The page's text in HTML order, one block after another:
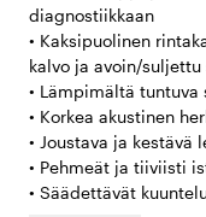
diagnostiikkaan
• Kaksipuolinen
kalvo ja avoin/
• Lämpimältä tuntuva
• Korkea akustinen
• Joustava ja
• Pehmeät ja tiiviisti
• Säädettävät